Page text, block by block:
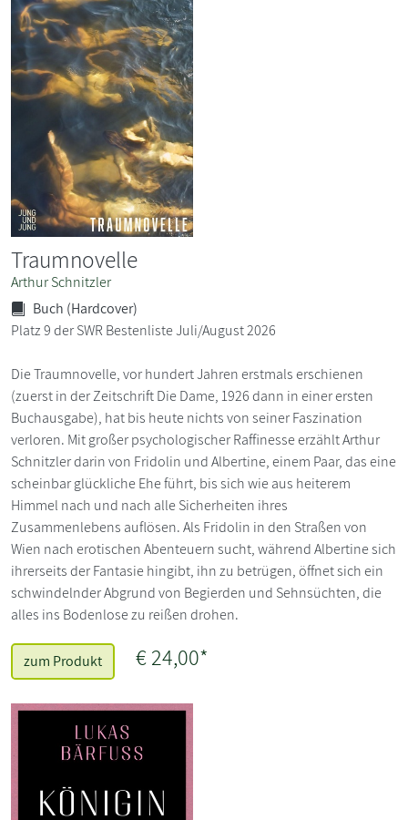
Traumnovelle
Arthur Schnitzler
Buch (Hardcover)
Platz 9 der SWR Bestenliste Juli/August 2026
Die Traumnovelle, vor hundert Jahren erstmals erschienen
(zuerst in der Zeitschrift Die Dame, 1926 dann in einer ersten
Buchausgabe), hat bis heute nichts von seiner Faszination
verloren. Mit großer psychologischer Raffinesse erzählt Arthur
Schnitzler darin von Fridolin und Albertine, einem Paar, das eine
scheinbar glückliche Ehe führt, bis sich wie aus heiterem
Himmel nach und nach alle Sicherheiten ihres
Zusammenlebens auflösen. Als Fridolin in den Straßen von
Wien nach erotischen Abenteuern sucht, während Albertine sich
ihrerseits der Fantasie hingibt, ihn zu betrügen, öffnet sich ein
schwindelnder Abgrund von Begierden und Sehnsüchten, die
alles ins Bodenlose zu reißen drohen.
zum Produkt € 24,00*